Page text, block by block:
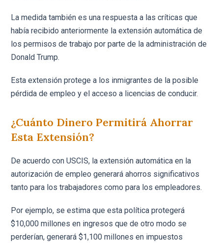
La medida también es una respuesta a las críticas que
había recibido anteriormente la extensión automática de
los permisos de trabajo por parte de la administración de
Donald Trump.
Esta extensión protege a los inmigrantes de la posible
pérdida de empleo y el acceso a licencias de conducir.
¿Cuánto Dinero Permitirá Ahorrar
Esta Extensión?
De acuerdo con USCIS, la extensión automática en la
autorización de empleo generará ahorros significativos
tanto para los trabajadores como para los empleadores.
Por ejemplo, se estima que esta política protegerá
$10,000 millones en ingresos que de otro modo se
perderían, generará $1,100 millones en impuestos